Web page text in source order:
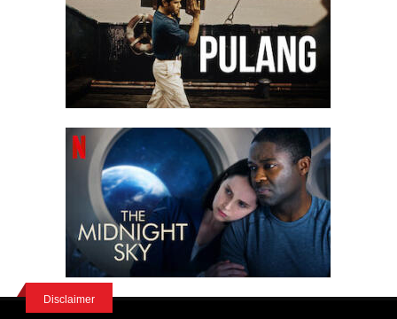
drammatiche, con Harshvardhan che lo investì di proposito con
l'auto. Mesi dopo, il film che ne deriva ottiene alcuni premi
Filmfare per Yogita (come regista) e Kapoor, mentre uno
squilibrato Kashyap trama vendetta da un manicomio.
Disclaimer